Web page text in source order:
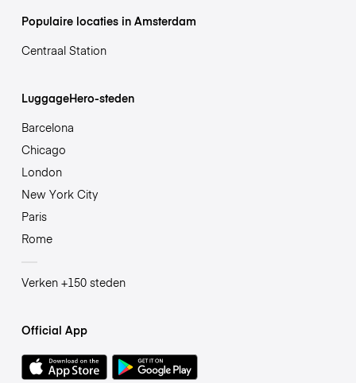
Populaire locaties in Amsterdam
Centraal Station
LuggageHero-steden
Barcelona
Chicago
London
New York City
Paris
Rome
Verken +150 steden
Official App